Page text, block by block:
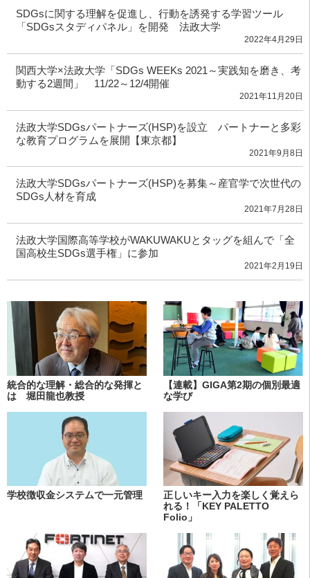
SDGsに関する理解を促進し、行動を誘発する学習ツール
「SDGsスタディパネル」を開発 法政大学
2022年4月29日
関西大学×法政大学「SDGs WEEKs 2021～実践知を磨き、考
動する2週間」 11/22～12/4開催
2021年11月20日
法政大学SDGsパートナーズ(HSP)を設立 パートナーと多彩
な教育プログラムを展開【東京都】
2021年9月8日
法政大学SDGsパートナーズ(HSP)を募集～産官学で次世代の
SDGs人材を育成
2021年7月28日
法政大学国際高等学校がWAKUWAKUとタッグを組んで「全
国高校生SDGs選手権」に参加
2021年2月19日
統合的な理解・総合的な発揮と
は 堀田龍也教授
【連載】GIGA第2期の個別最適
な学び
学校徴収金システムで一元管理
正しいキー入力を楽しく覚えら
れる！「KEY PALETTO
Folio」